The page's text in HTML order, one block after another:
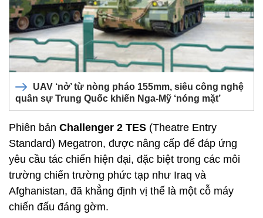
UAV ‘nở’ từ nòng pháo 155mm, siêu công nghệ
quân sự Trung Quốc khiến Nga-Mỹ ‘nóng mặt’
Phiên bản Challenger 2 TES (Theatre Entry
Standard) Megatron, được nâng cấp để đáp ứng
yêu cầu tác chiến hiện đại, đặc biệt trong các môi
trường chiến trường phức tạp như Iraq và
Afghanistan, đã khẳng định vị thế là một cỗ máy
chiến đấu đáng gờm.